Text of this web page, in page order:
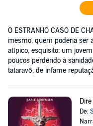
O ESTRANHO CASO DE
mesmo, quem poderia ser
atípico, esquisito: um
poucos perdendo a
tataravô, de infame
De: